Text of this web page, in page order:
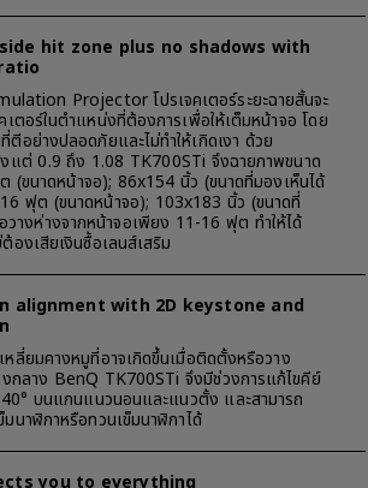
hit zone plus no shadows with
Projector โปรเจคเตอร์ระยะฉายสั้นจะ
เตอร์ในตำแหน่งที่ต้องการเพื่อให้เต็มหน้าจอ โดย
อย่างปลอดภัยและไม่ทำให้เกิดเงา ด้วย
งแต่ 0.9 ถึง 1.08 TK700STi จึงฉายภาพขนาด
(ขนาดหน้าจอ); 86x154 นิ้ว (ขนาดที่มองเห็นได้
ฟุต (ขนาดหน้าจอ); 103x183 นิ้ว (ขนาดที่
วางห่างจากหน้าจอเพียง 11-16 ฟุต ทำให้ได้
องเสียเงินซื้อเลนส์เสริม
alignment with 2D keystone and
ลี่ยมคางหมูที่อาจเกิดขึ้นเมื่อติดตั้งหรือวาง
งกลาง BenQ TK700STi จึงมีช่วงการแก้ไขคีย์
บนแกนแนวนอนและแนวตั้ง และสามารถ
นาฬิกาหรือทวนเข็มนาฬิกาได้
you to everything